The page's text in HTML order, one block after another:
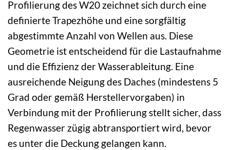
Profilierung des W20 zeichnet sich durch eine
definierte Trapezhöhe und eine sorgfältig
abgestimmte Anzahl von Wellen aus. Diese
Geometrie ist entscheidend für die Lastaufnahme
und die Effizienz der Wasserableitung. Eine
ausreichende Neigung des Daches (mindestens 5
Grad oder gemäß Herstellervorgaben) in
Verbindung mit der Profilierung stellt sicher, dass
Regenwasser zügig abtransportiert wird, bevor
es unter die Deckung gelangen kann.